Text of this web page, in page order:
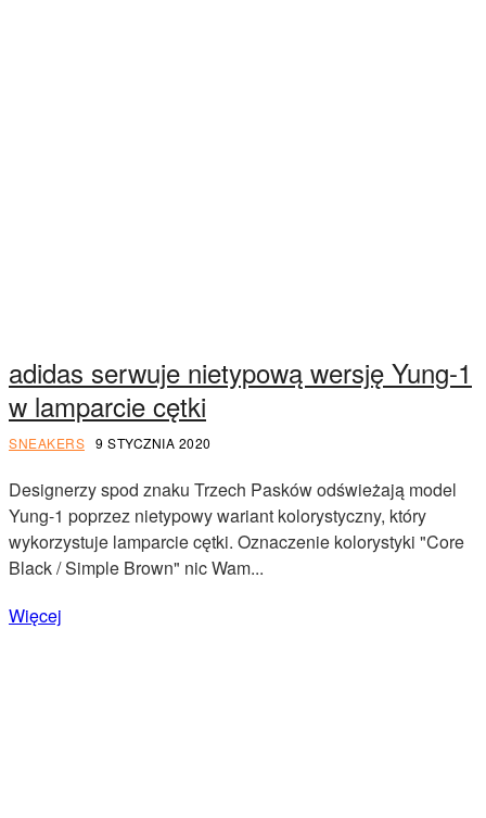
adidas serwuje nietypową wersję Yung-1
w lamparcie cętki
SNEAKERS 9 STYCZNIA 2020
Designerzy spod znaku Trzech Pasków odświeżają model
Yung-1 poprzez nietypowy wariant kolorystyczny, który
wykorzystuje lamparcie cętki. Oznaczenie kolorystyki "Core
Black / Simple Brown" nic Wam...
Więcej